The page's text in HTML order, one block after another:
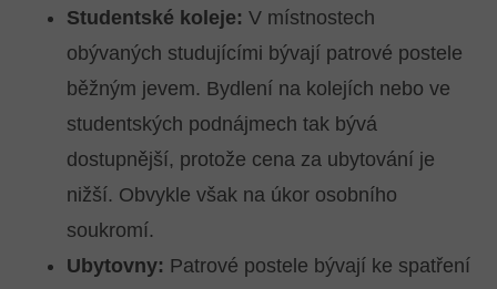
Studentské koleje: V místnostech
obývaných studujícími bývají patrové postele
běžným jevem. Bydlení na kolejích nebo ve
studentských podnájmech tak bývá
dostupnější, protože cena za ubytování je
nižší. Obvykle však na úkor osobního
soukromí.
Ubytovny: Patrové postele bývají ke spatření